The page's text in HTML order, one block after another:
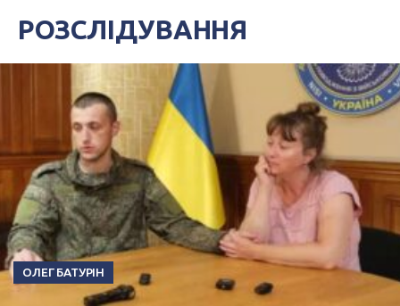
РОЗСЛІДУВАННЯ
ОЛЕГ БАТУРІН